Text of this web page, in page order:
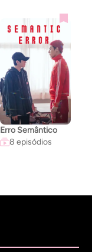
Erro Semântico
8 episódios